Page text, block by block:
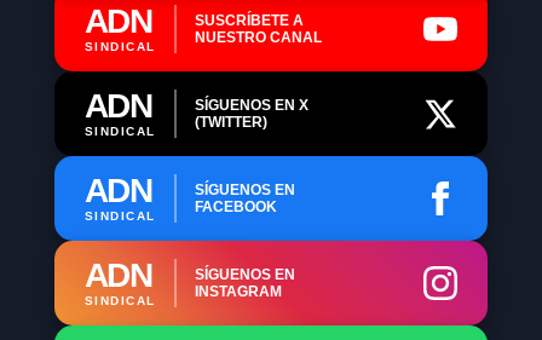
ADN
SINDICAL
SUSCRÍBETE A
NUESTRO CANAL
ADN
SINDICAL
SÍGUENOS EN X
(TWITTER)
ADN
SINDICAL
SÍGUENOS EN
FACEBOOK
ADN
SINDICAL
SÍGUENOS EN
INSTAGRAM